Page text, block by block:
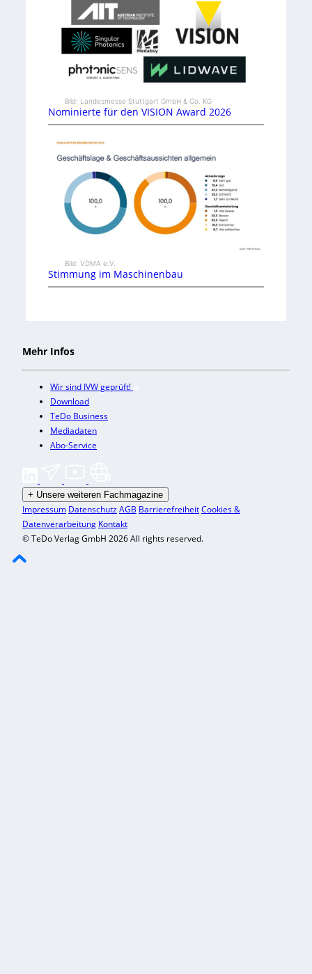
Bild: Landesmesse Stuttgart GmbH & Co. KG
Nominierte für den VISION Award 2026
Bild: VDMA e.V.
Stimmung im Maschinenbau
Mehr Infos
Wir sind IVW geprüft!
Download
TeDo Business
Mediadaten
Abo-Service
+ Unsere weiteren Fachmagazine
Impressum DatenschutzAGB BarrierefreiheitCookies &
Datenverarbeitung Kontakt
© TeDo Verlag GmbH 2026 All rights reserved.